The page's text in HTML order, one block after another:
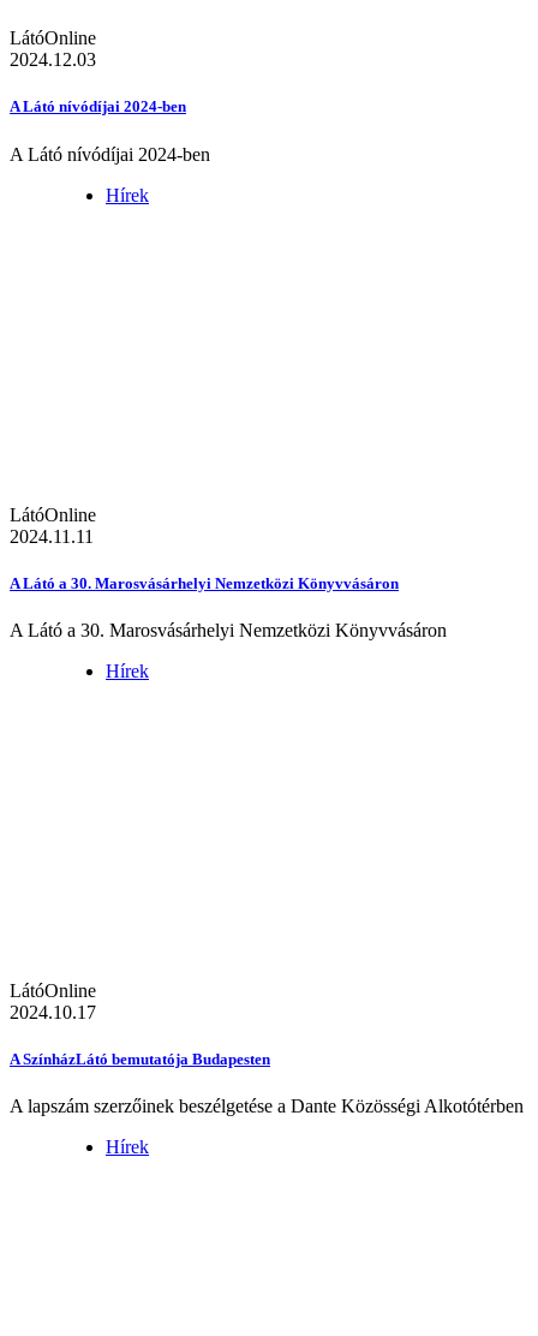
LátóOnline
2024.12.03
A Látó nívódíjai 2024-ben
A Látó nívódíjai 2024-ben
Hírek
LátóOnline
2024.11.11
A Látó a 30. Marosvásárhelyi Nemzetközi Könyvvásáron
A Látó a 30. Marosvásárhelyi Nemzetközi Könyvvásáron
Hírek
LátóOnline
2024.10.17
A SzínházLátó bemutatója Budapesten
A lapszám szerzőinek beszélgetése a Dante Közösségi Alkotótérben
Hírek